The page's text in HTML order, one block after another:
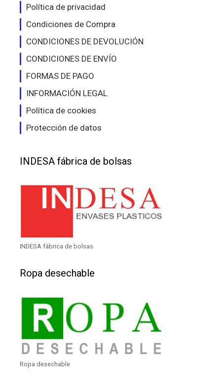
Política de privacidad
Condiciones de Compra
CONDICIONES DE DEVOLUCIÓN
CONDICIONES DE ENVÍO
FORMAS DE PAGO
INFORMACIÓN LEGAL
Política de cookies
Protección de datos
INDESA fábrica de bolsas
INDESA fábrica de bolsas
Ropa desechable
Ropa desechable